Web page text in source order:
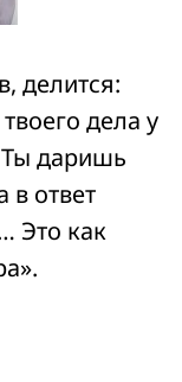
делится:
дела у
Ты даришь
в ответ
Это как